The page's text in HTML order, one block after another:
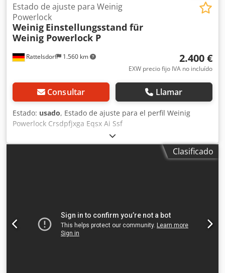
Rattelsdorf 1.560 km
Estado de ajuste para Weinig
Powerlock
Weinig Einstellungsstand für
Weinig Powerlock P
2.400 €
EXW precio fijo IVA no incluído
Consultar Llamar
Estado: usado, Estado de ajuste para el perfil Weinig
Powerlock Crsdpfjxga Eqsx Ai Ssf
Clasificado